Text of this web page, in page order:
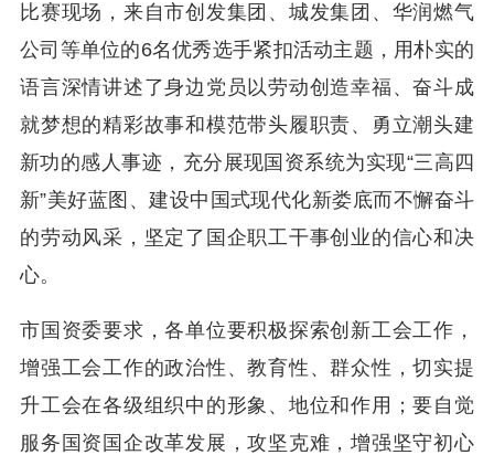
比赛现场，来自市创发集团、城发集团、华润燃气
公司等单位的6名优秀选手紧扣活动主题，用朴实的
语言深情讲述了身边党员以劳动创造幸福、奋斗成
就梦想的精彩故事和模范带头履职责、勇立潮头建
新功的感人事迹，充分展现国资系统为实现“三高四
新”美好蓝图、建设中国式现代化新娄底而不懈奋斗
的劳动风采，坚定了国企职工干事创业的信心和决
心。
市国资委要求，各单位要积极探索创新工会工作，
增强工会工作的政治性、教育性、群众性，切实提
升工会在各级组织中的形象、地位和作用；要自觉
服务国资国企改革发展，攻坚克难，增强坚守初心